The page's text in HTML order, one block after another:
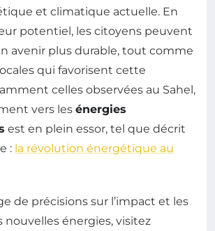
et climatique actuelle. En
potentiel, les citoyens peuvent
avenir plus durable, tout comme
qui favorisent cette
celles observées au Sahel,
vers les énergies
est en plein essor, tel que décrit
: la révolution énergétique au
de précisions sur l’impact et les
nouvelles énergies, visitez